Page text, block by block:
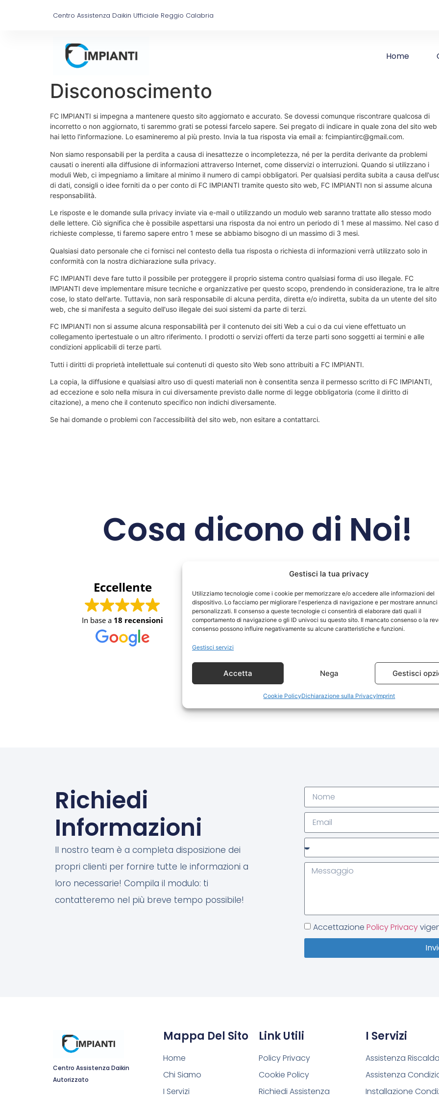
Gestisci la tua privacy
Utilizziamo tecnologie come i cookie per memorizzare e/o accedere alle informazioni del
dispositivo. Lo facciamo per migliorare l'esperienza di navigazione e per mostrare annunci
personalizzati. Il consenso a queste tecnologie ci consentirà di elaborare dati quali il
comportamento di navigazione o gli ID univoci su questo sito. Il mancato consenso o la
consenso possono influire negativamente su alcune caratteristiche e funzioni.
Gestisci servizi
Accetta Nega Gestisci
Cookie PolicyDichiarazione sulla PrivacyImprint
Centro Assistenza Daikin Ufficiale Reggio Calabria
Home
Disconoscimento
FC IMPIANTI si impegna a mantenere questo sito aggiornato e accurato. Se dovessi comunque riscontrare qualcosa di
incorretto o non aggiornato, ti saremmo grati se potessi farcelo sapere. Sei pregato di indicare in quale zona del sito web
hai letto l'informazione. Lo esamineremo al più presto. Invia la tua risposta via email a: fcimpiantirc@gmail.com.
Non siamo responsabili per la perdita a causa di inesattezze o incompletezza, né per la perdita derivante da problemi
causati o inerenti alla diffusione di informazioni attraverso Internet, come disservizi o interruzioni. Quando si utilizzano i
moduli Web, ci impegniamo a limitare al minimo il numero di campi obbligatori. Per qualsiasi perdita subita a causa
di dati, consigli o idee forniti da o per conto di FC IMPIANTI tramite questo sito web, FC IMPIANTI non si assume alcuna
responsabilità.
Le risposte e le domande sulla privacy inviate via e-mail o utilizzando un modulo web saranno trattate allo stesso modo
delle lettere. Ciò significa che è possibile aspettarsi una risposta da noi entro un periodo di 1 mese al massimo. Nel caso
richieste complesse, ti faremo sapere entro 1 mese se abbiamo bisogno di un massimo di 3 mesi.
Qualsiasi dato personale che ci fornisci nel contesto della tua risposta o richiesta di informazioni verrà utilizzato solo in
conformità con la nostra dichiarazione sulla privacy.
FC IMPIANTI deve fare tutto il possibile per proteggere il proprio sistema contro qualsiasi forma di uso illegale. FC
IMPIANTI deve implementare misure tecniche e organizzative per questo scopo, prendendo in considerazione, tra le altre
cose, lo stato dell'arte. Tuttavia, non sarà responsabile di alcuna perdita, diretta e/o indiretta, subita da un utente del sito
web, che si manifesta a seguito dell'uso illegale dei suoi sistemi da parte di terzi.
FC IMPIANTI non si assume alcuna responsabilità per il contenuto dei siti Web a cui o da cui viene effettuato un
collegamento ipertestuale o un altro riferimento. I prodotti o servizi offerti da terze parti sono soggetti ai termini e alle
condizioni applicabili di terze parti.
Tutti i diritti di proprietà intellettuale sui contenuti di questo sito Web sono attribuiti a FC IMPIANTI.
La copia, la diffusione e qualsiasi altro uso di questi materiali non è consentita senza il permesso scritto di FC IMPIANTI,
ad eccezione e solo nella misura in cui diversamente previsto dalle norme di legge obbligatoria (come il diritto di
citazione), a meno che il contenuto specifico non indichi diversamente.
Se hai domande o problemi con l'accessibilità del sito web, non esitare a contattarci.
Cosa dicono di Noi!
Eccellente
In base a 18 recensioni
danilo scopelliti
Centro Assistenza Daikin
ottimo, personale
disponibile 24 su 24.
Competenza, professionalità
e disponibilità al… nostro
Richiedi
Informazioni
Il nostro team è a completa disposizione dei
propri clienti per fornire tutte le informazioni a
loro necessarie! Compila il modulo: ti
contatteremo nel più breve tempo possibile!​
Accettazione Policy Privacy
Centro Assistenza Daikin
Autorizzato
Mappa Del Sito
Home
Chi Siamo
I Servizi
Link Utili
Policy Privacy
Cookie Policy
Richiedi Assistenza
I Servizi
Assistenza
Assistenza
Installazione